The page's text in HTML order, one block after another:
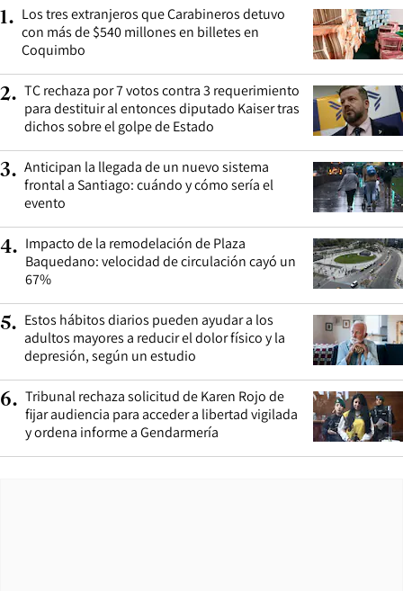
1. Los tres extranjeros que Carabineros detuvo
con más de $540 millones en billetes en
Coquimbo
2. TC rechaza por 7 votos contra 3 requerimiento
para destituir al entonces diputado Kaiser tras
dichos sobre el golpe de Estado
3. Anticipan la llegada de un nuevo sistema
frontal a Santiago: cuándo y cómo sería el
evento
4. Impacto de la remodelación de Plaza
Baquedano: velocidad de circulación cayó un
67%
5. Estos hábitos diarios pueden ayudar a los
adultos mayores a reducir el dolor físico y la
depresión, según un estudio
6. Tribunal rechaza solicitud de Karen Rojo de
fijar audiencia para acceder a libertad vigilada
y ordena informe a Gendarmería